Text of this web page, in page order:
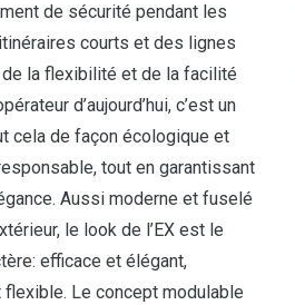
de sécurité pendant les
courts et des lignes
la flexibilité et de la facilité
d’aujourd’hui, c’est un
cela de façon écologique et
tout en garantissant
Aussi moderne et fuselé
le look de l’EX est le
efficace et élégant,
Le concept modulable